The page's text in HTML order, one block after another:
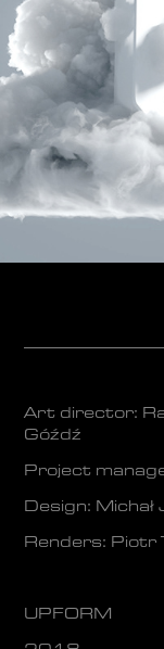
Art director:
Góźdź
Project
Design: Michał
Renders: Piotr
UPFORM